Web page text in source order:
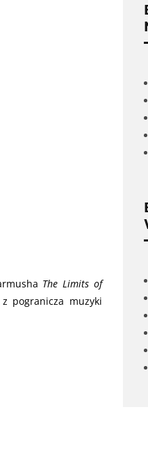
The Limits of
pogranicza muzyki